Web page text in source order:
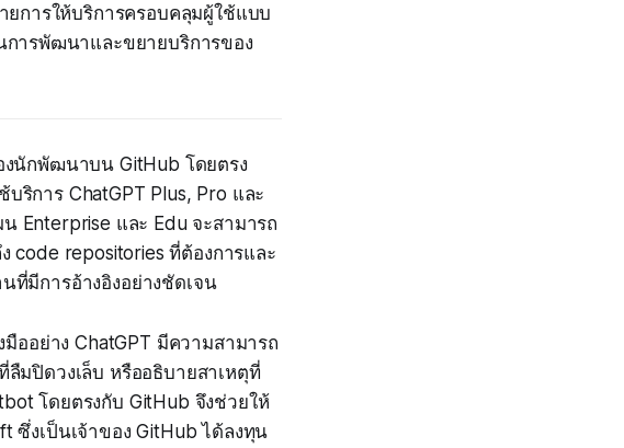
ยการให้บริการครอบคลุมผู้ใช้แบบ
การพัฒนาและขยายบริการของ
งนักพัฒนาบน GitHub โดยตรง
ริการ ChatGPT Plus, Pro และ
Enterprise และ Edu จะสามารถ
code repositories ที่ต้องการและ
ที่มีการอ้างอิงอย่างชัดเจน
ออย่าง ChatGPT มีความสามารถ
มปิดวงเล็บ หรืออธิบายสาเหตุที่
โดยตรงกับ GitHub จึงช่วยให้
ซึ่งเป็นเจ้าของ GitHub ได้ลงทุน